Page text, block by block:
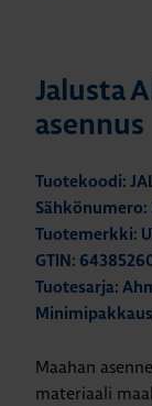
Jalusta
asennus
Tuotekoodi:
Sähkönumero:
Tuotemerkki:
GTIN:
Tuotesarja:
Maahan
materiaali